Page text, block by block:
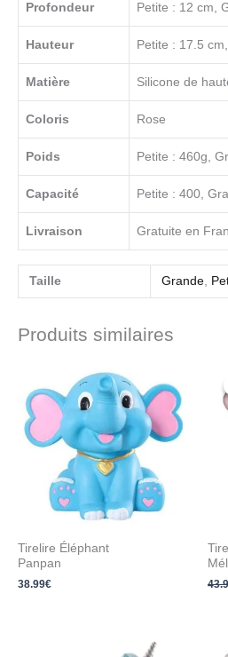
Profondeur Petite : 12 cm,
Hauteur Petite : 17.5
Matière Silicone de
Coloris Rose
Poids Petite : 460g,
Capacité Petite : 400,
Livraison Gratuite en
Taille Grande,
Produits similaires
Tirelire Éléphant
Panpan
38.99€